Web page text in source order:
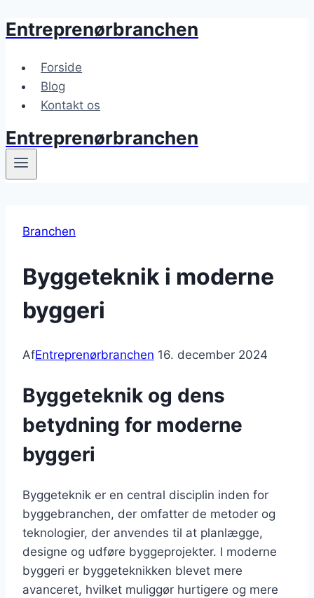
Fortsæt
indhold
Entreprenørbranchen
Forside
Blog
Kontakt os
Entreprenørbranchen
Branchen
Byggeteknik i moderne
byggeri
AfEntreprenørbranchen 16. december 2024
Byggeteknik og dens
betydning for moderne
byggeri
Byggeteknik er en central disciplin inden for
byggebranchen, der omfatter de metoder og
teknologier, der anvendes til at planlægge,
designe og udføre byggeprojekter. I moderne
byggeri er byggeteknikken blevet mere
avanceret, hvilket muliggør hurtigere og mere